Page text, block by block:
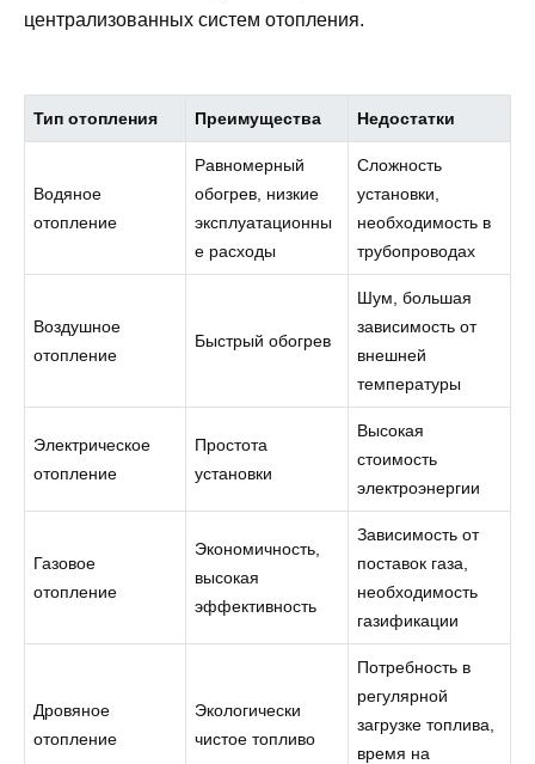
централизованных систем отопления.
Тип отопления Преимущества Недостатки
Водяное
отопление
Равномерный
обогрев, низкие
эксплуатационны
е расходы
Сложность
установки,
необходимость в
трубопроводах
Воздушное
отопление
Быстрый обогрев
Шум, большая
зависимость от
внешней
температуры
Электрическое
отопление
Простота
установки
Высокая
стоимость
электроэнергии
Газовое
отопление
Экономичность,
высокая
эффективность
Зависимость от
поставок газа,
необходимость
газификации
Дровяное
отопление
Экологически
чистое топливо
Потребность в
регулярной
загрузке топлива,
время на